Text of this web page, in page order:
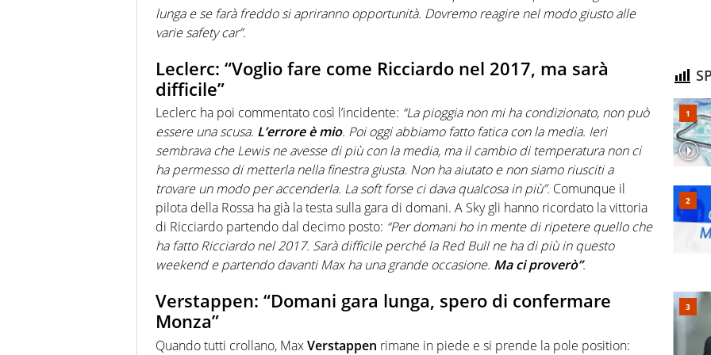
lunga e se farà freddo si apriranno opportunità. Dovremo reagire nel modo giusto alle
varie safety car”.
Leclerc: “Voglio fare come Ricciardo nel 2017, ma sarà
difficile”
Leclerc ha poi commentato così l’incidente: “La pioggia non mi ha condizionato, non può
essere una scusa. L’errore è mio. Poi oggi abbiamo fatto fatica con la media. Ieri
sembrava che Lewis ne avesse di più con la media, ma il cambio di temperatura non ci
ha permesso di metterla nella finestra giusta. Non ha aiutato e non siamo riusciti a
trovare un modo per accenderla. La soft forse ci dava qualcosa in più”. Comunque il
pilota della Rossa ha già la testa sulla gara di domani. A Sky gli hanno ricordato la vittoria
di Ricciardo partendo dal decimo posto: “Per domani ho in mente di ripetere quello che
ha fatto Ricciardo nel 2017. Sarà difficile perché la Red Bull ne ha di più in questo
weekend e partendo davanti Max ha una grande occasione. Ma ci proverò”.
Verstappen: “Domani gara lunga, spero di confermare
Monza”
Quando tutti crollano, MaxVerstappen rimane in piede e si prende la pole position: